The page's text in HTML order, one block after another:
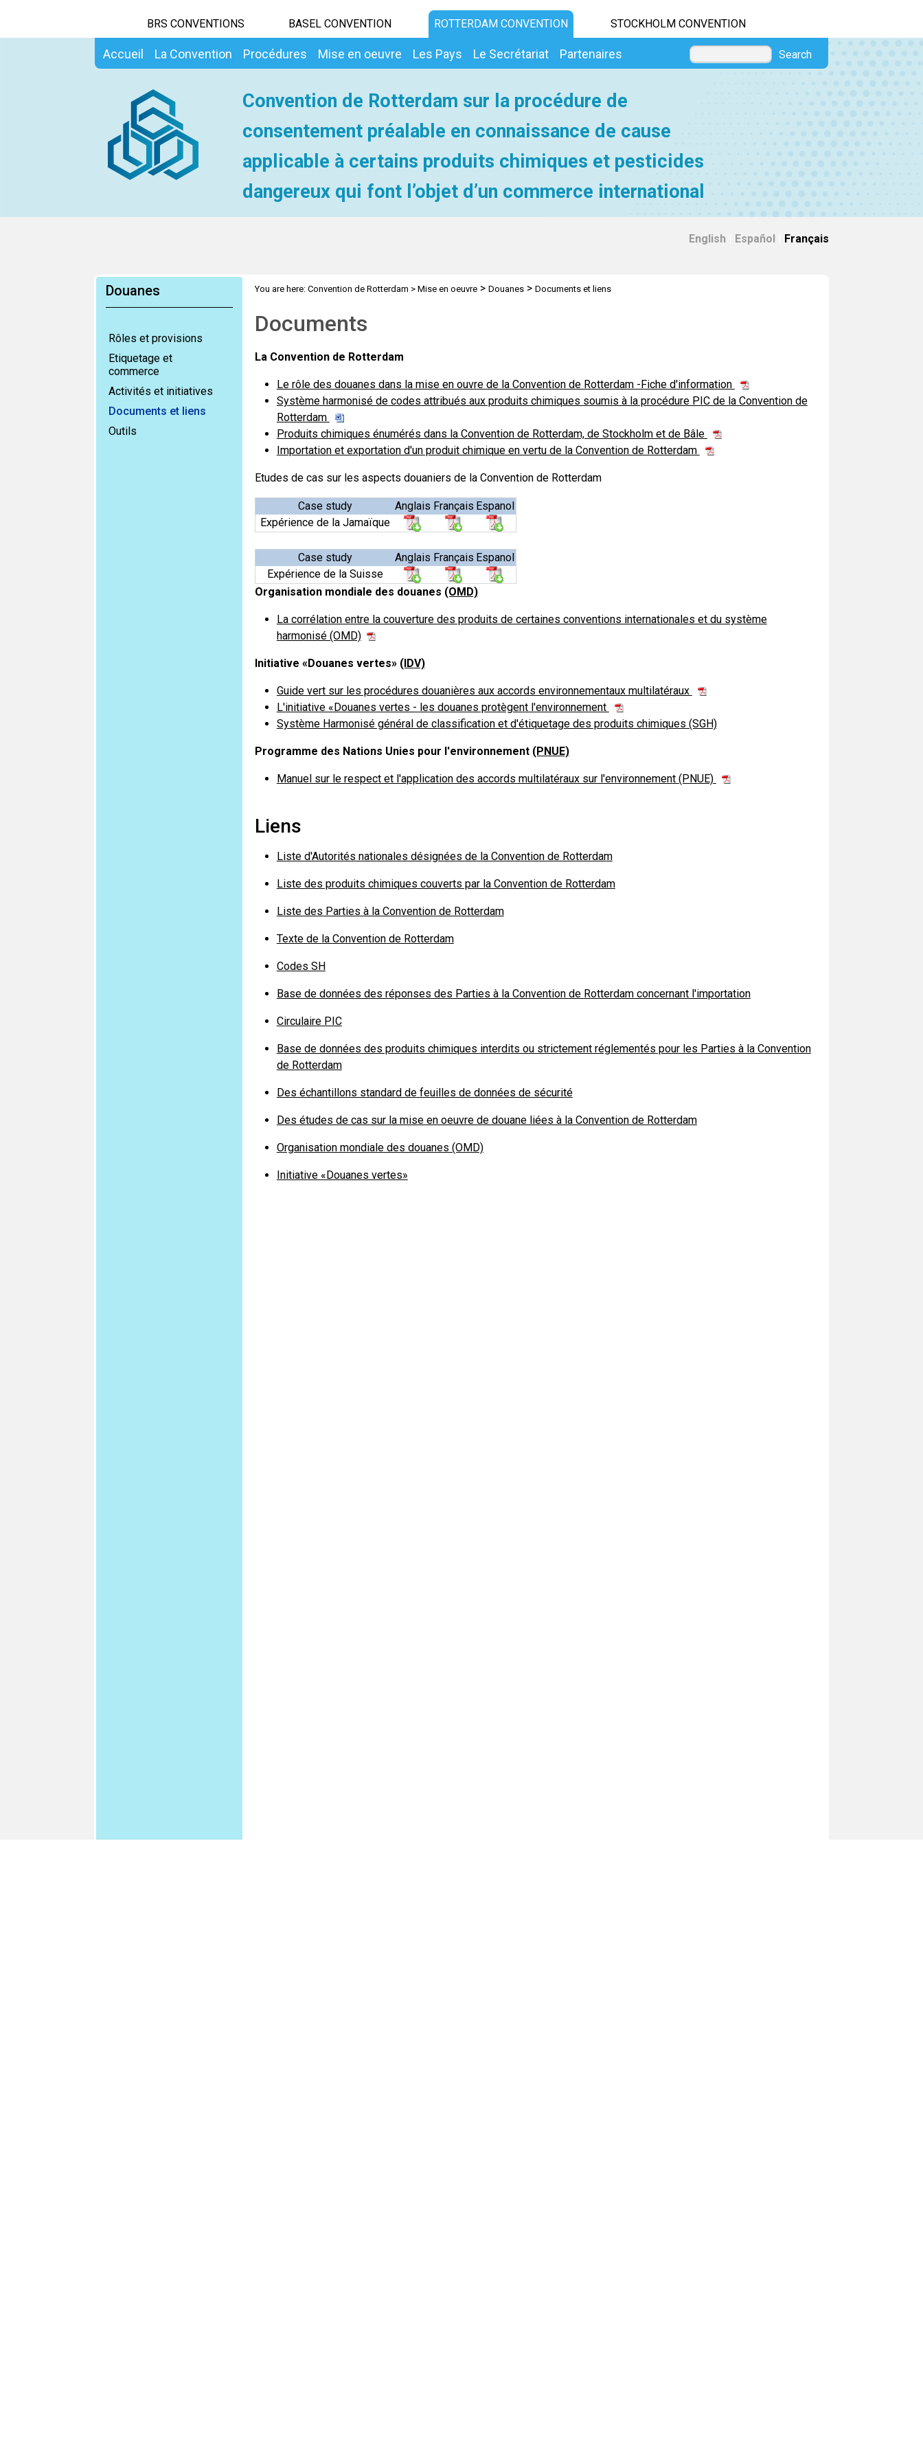
BRS CONVENTIONS BASEL CONVENTION ROTTERDAM CONVENTION STOCKHOLM CONVENTION
Accueil La Convention Procédures Mise en oeuvre Les Pays Le Secrétariat Partenaires Search
Convention de Rotterdam sur la procédure de
consentement préalable en connaissance de cause
applicable à certains produits chimiques et pesticides
dangereux qui font l’objet d’un commerce international
English Español Français
Douanes
Rôles et provisions
Etiquetage et
commerce
Activités et initiatives
Documents et liens
Outils
You are here: Convention de Rotterdam > Mise en oeuvre> Douanes> Documents et liens
Documents
La Convention de Rotterdam
Le rôle des douanes dans la mise en ouvre de la Convention de Rotterdam -Fiche d'information
Système harmonisé de codes attribués aux produits chimiques soumis à la procédure PIC de la Convention de
Rotterdam
Produits chimiques énumérés dans la Convention de Rotterdam, de Stockholm et de Bâle
Importation et exportation d'un produit chimique en vertu de la Convention de Rotterdam
Etudes de cas sur les aspects douaniers de la Convention de Rotterdam
Case study Anglais Français Espanol
Expérience de la Jamaïque
Case study Anglais Français Espanol
Expérience de la Suisse
Organisation mondiale des douanes (OMD)
La corrélation entre la couverture des produits de certaines conventions internationales et du système
harmonisé (OMD)
Initiative «Douanes vertes» (IDV)
Guide vert sur les procédures douanières aux accords environnementaux multilatéraux
L'initiative «Douanes vertes - les douanes protègent l'environnement
Système Harmonisé général de classification et d'étiquetage des produits chimiques (SGH)
Programme des Nations Unies pour l'environnement (PNUE)
Manuel sur le respect et l'application des accords multilatéraux sur l'environnement (PNUE)
Liens
Liste d'Autorités nationales désignées de la Convention de Rotterdam
Liste des produits chimiques couverts par la Convention de Rotterdam
Liste des Parties à la Convention de Rotterdam
Texte de la Convention de Rotterdam
Codes SH
Base de données des réponses des Parties à la Convention de Rotterdam concernant l'importation
Circulaire PIC
Base de données des produits chimiques interdits ou strictement réglementés pour les Parties à la Convention
de Rotterdam
Des échantillons standard de feuilles de données de sécurité
Des études de cas sur la mise en oeuvre de douane liées à la Convention de Rotterdam
Organisation mondiale des douanes (OMD)
Initiative «Douanes vertes»